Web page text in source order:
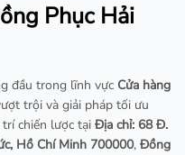
Phục Hải
đầu trong lĩnh vực Cửa hàng
trội và giải pháp tối ưu
chiến lược tại Địa chỉ: 68 Đ.
Hồ Chí Minh 700000, Đồng